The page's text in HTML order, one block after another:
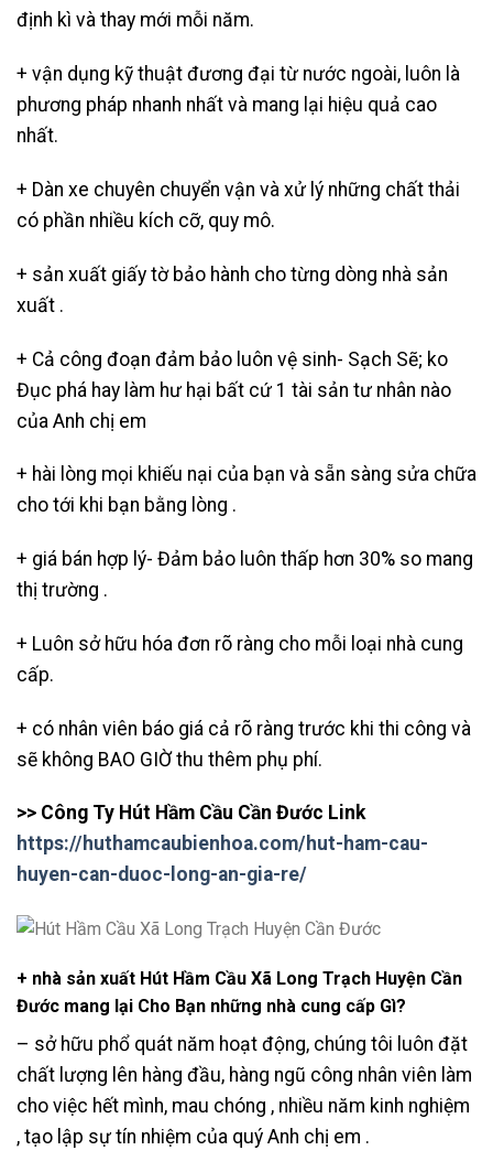
định kì và thay mới mỗi năm.
+ vận dụng kỹ thuật đương đại từ nước ngoài, luôn là
phương pháp nhanh nhất và mang lại hiệu quả cao
nhất.
+ Dàn xe chuyên chuyển vận và xử lý những chất thải
có phần nhiều kích cỡ, quy mô.
+ sản xuất giấy tờ bảo hành cho từng dòng nhà sản
xuất .
+ Cả công đoạn đảm bảo luôn vệ sinh- Sạch Sẽ; ko
Đục phá hay làm hư hại bất cứ 1 tài sản tư nhân nào
của Anh chị em
+ hài lòng mọi khiếu nại của bạn và sẵn sàng sửa chữa
cho tới khi bạn bằng lòng .
+ giá bán hợp lý- Đảm bảo luôn thấp hơn 30% so mang
thị trường .
+ Luôn sở hữu hóa đơn rõ ràng cho mỗi loại nhà cung
cấp.
+ có nhân viên báo giá cả rõ ràng trước khi thi công và
sẽ không BAO GIỜ thu thêm phụ phí.
>> Công Ty Hút Hầm Cầu Cần Đước Link
https://huthamcaubienhoa.com/hut-ham-cau-
huyen-can-duoc-long-an-gia-re/
+ nhà sản xuất Hút Hầm Cầu Xã Long Trạch Huyện Cần
Đước mang lại Cho Bạn những nhà cung cấp Gì?
– sở hữu phổ quát năm hoạt động, chúng tôi luôn đặt
chất lượng lên hàng đầu, hàng ngũ công nhân viên làm
cho việc hết mình, mau chóng , nhiều năm kinh nghiệm
, tạo lập sự tín nhiệm của quý Anh chị em .